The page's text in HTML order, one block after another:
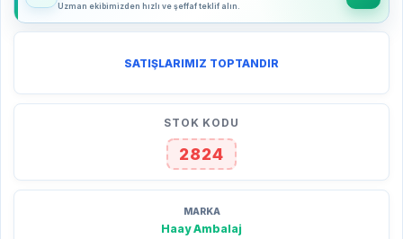
Uzman ekibimizden hızlı ve şeffaf teklif alın.
SATIŞLARIMIZ TOPTANDIR
STOK KODU
2824
MARKA
Haay Ambalaj